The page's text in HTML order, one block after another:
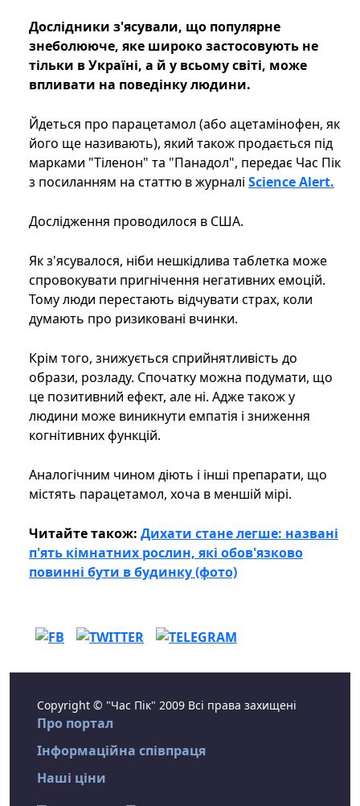
Дослідники з'ясували, що популярне
знеболююче, яке широко застосовують не
тільки в Україні, а й у всьому світі, може
впливати на поведінку людини.
Йдеться про парацетамол (або ацетамінофен, як
його ще називають), який також продається під
марками "Тіленон" та "Панадол", передає Час Пік
з посиланням на статтю в журналі Science Alert.
Дослідження проводилося в США.
Як з'ясувалося, ніби нешкідлива таблетка може
спровокувати пригнічення негативних емоцій.
Тому люди перестають відчувати страх, коли
думають про ризиковані вчинки.
Крім того, знижується сприйнятливість до
образи, розладу. Спочатку можна подумати, що
це позитивний ефект, але ні. Адже також у
людини може виникнути емпатія і зниження
когнітивних функцій.
Аналогічним чином діють і інші препарати, що
містять парацетамол, хоча в меншій мірі.
Читайте також: Дихати стане легше: названі
п'ять кімнатних рослин, які обов'язково
повинні бути в будинку (фото)
Copyright © "Час Пік" 2009 Всі права захищені
Про портал
Інформаційна співпраця
Наші ціни